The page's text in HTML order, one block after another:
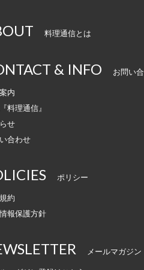
料理通信とは
& INFO お問い
内
料理通信』
せ
合わせ
ポリシー
約
報保護方針
メールマガジン